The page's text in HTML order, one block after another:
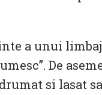
a unui
De
si lasat